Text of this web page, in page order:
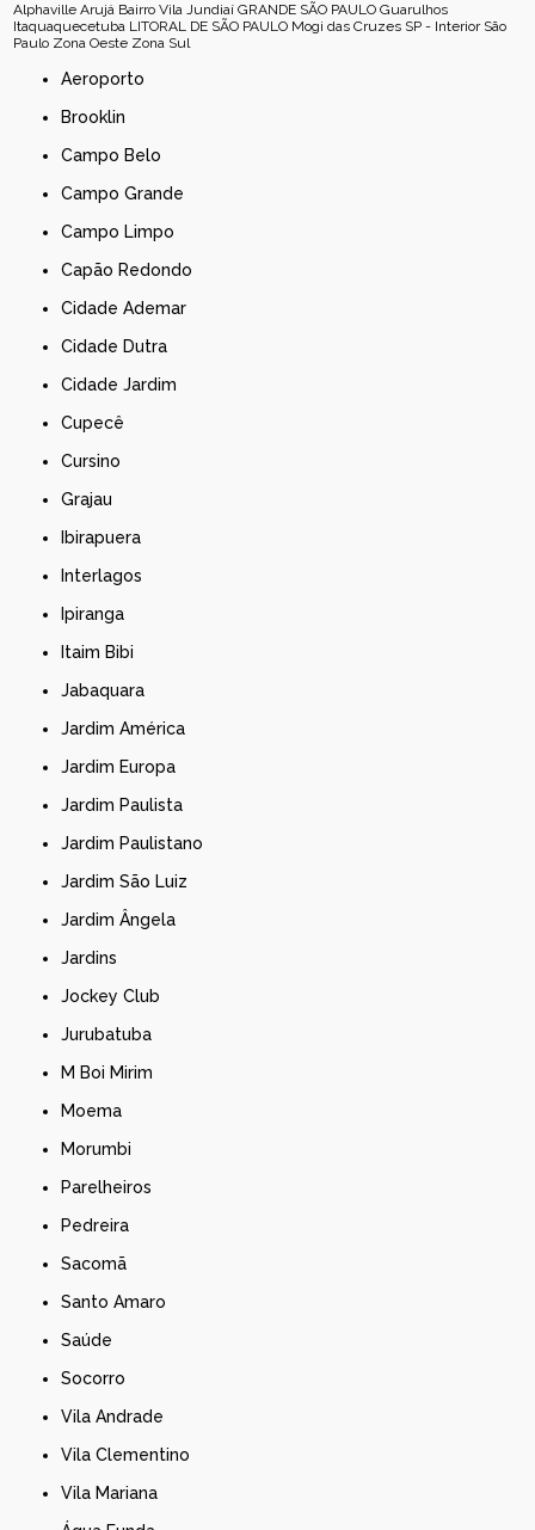
Alphaville Arujá Bairro Vila Jundiaí GRANDE SÃO PAULO Guarulhos
Itaquaquecetuba LITORAL DE SÃO PAULO Mogi das Cruzes SP - Interior São
Paulo Zona Oeste Zona Sul
Aeroporto
Brooklin
Campo Belo
Campo Grande
Campo Limpo
Capão Redondo
Cidade Ademar
Cidade Dutra
Cidade Jardim
Cupecê
Cursino
Grajau
Ibirapuera
Interlagos
Ipiranga
Itaim Bibi
Jabaquara
Jardim América
Jardim Europa
Jardim Paulista
Jardim Paulistano
Jardim São Luiz
Jardim Ângela
Jardins
Jockey Club
Jurubatuba
M Boi Mirim
Moema
Morumbi
Parelheiros
Pedreira
Sacomã
Santo Amaro
Saúde
Socorro
Vila Andrade
Vila Clementino
Vila Mariana